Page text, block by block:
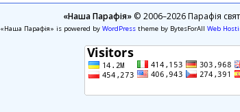
«Наша Парафія»© 2006–2026 Парафія
«Наша Парафія» is powered by WordPresstheme by BytesForAll Web